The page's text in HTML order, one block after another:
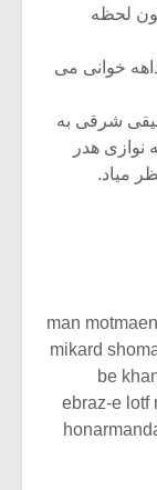
لحظه
خوانی می
شرقی به
نوازی هدر
میاد.
man
mikard
be
ebraz-e lotf